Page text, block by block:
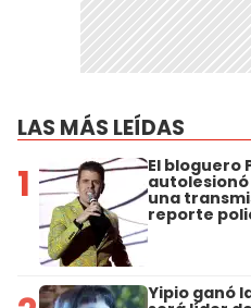
LAS MÁS LEÍDAS
1 El bloguero
una
reporte
Yipio ganó